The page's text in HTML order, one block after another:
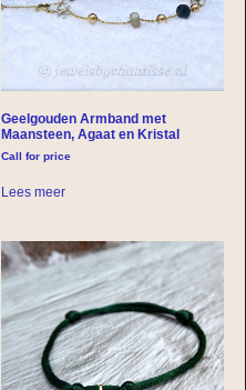
Geelgouden Armband met
Maansteen, Agaat en Kristal
Call for price
Lees meer